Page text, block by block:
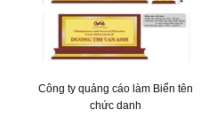
Công ty quảng cáo làm Biển tên
chức danh